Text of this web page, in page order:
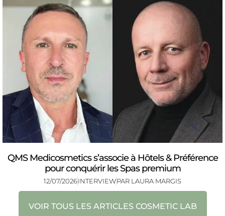
QMS Medicosmetics s’associe à Hôtels & Préférence
pour conquérir les Spas premium
12/07/2026INTERVIEWPAR LAURA MARGIS
VOIR TOUS LES ARTICLES COSMETIC LAB